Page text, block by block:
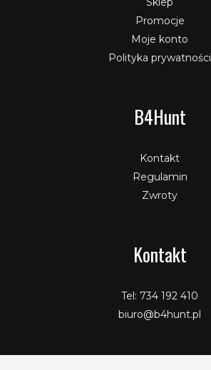
Promocje
Moje konto
Polityka prywatności
B4Hunt
Kontakt
Regulamin
Zwroty
Kontakt
Tel: 734 192 410
biuro@b4hunt.pl